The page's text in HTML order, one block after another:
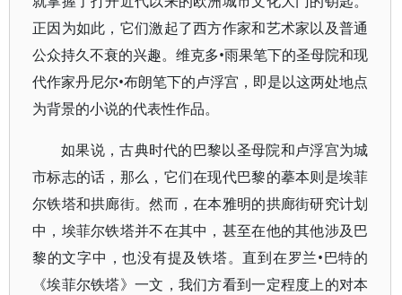
正因为如此，它们激起了西方作家和艺术家以及普通
公众持久不衰的兴趣。维克多•雨果笔下的圣母院和现
代作家丹尼尔•布朗笔下的卢浮宫，即是以这两处地点
为背景的小说的代表性作品。
如果说，古典时代的巴黎以圣母院和卢浮宫为城
市标志的话，那么，它们在现代巴黎的摹本则是埃菲
尔铁塔和拱廊街。然而，在本雅明的拱廊街研究计划
中，埃菲尔铁塔并不在其中，甚至在他的其他涉及巴
黎的文字中，也没有提及铁塔。直到在罗兰•巴特的
《埃菲尔铁塔》一文，我们方看到一定程度上的对本